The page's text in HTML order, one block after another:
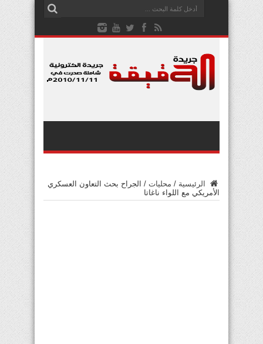
الرئيسية / محليات / الجراح بحث التعاون العسكري
الأمريكي مع اللواء ناغاتا